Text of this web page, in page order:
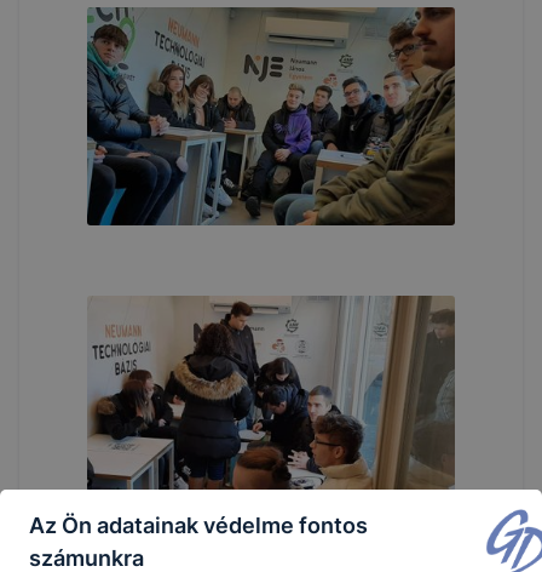
Az Ön adatainak védelme fontos
számunkra